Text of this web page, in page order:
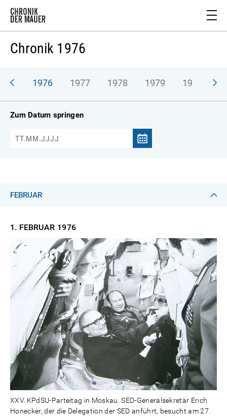
Chronik 1976
1976 1977 1978 1979 1980
Zum Datum springen
FEBRUAR
1. FEBRUAR 1976
XXV. KPdSU-Parteitag in Moskau. SED-Generalsekretär Erich
Honecker, der die Delegation der SED anführt, besucht am 27.